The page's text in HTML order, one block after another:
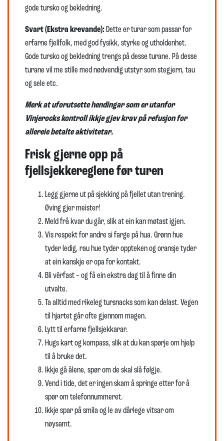
gode tursko og bekledning.
Svart (Ekstra krevande):Dette er turar som passar for
erfarne fjellfolk, med god fysikk, styrke og utholdenhet.
Gode tursko og bekledning trengs på desse turane. På desse
turane vil me stille med nødvendig utstyr som stegjern, tau
og sele etc.
Merk at uforutsette hendingar som er utanfor
Vinjerocks kontroll ikkje gjev krav på refusjon for
allereie betalte aktivitetar.
Frisk gjerne opp på
fjellsjekkereglene før turen
Legg gjerne ut på sjekking på fjellet utan trening.
Øving gjer meister!
Meld frå kvar du går, slik at ein kan møtast igjen.
Vis respekt for andre si farge på hua. Grønn hue
tyder ledig, rau hue tyder oppteken og oransje tyder
at ein kanskje er opa for kontakt.
Bli vêrfast – og få ein ekstra dag til å finne din
utvalte.
Ta alltid med rikeleg tursnacks som kan delast. Vegen
til hjartet går ofte gjennom magen.
Lytt til erfarne fjellsjekkarar.
Hugs kart og kompass, slik at du kan spørje om hjelp
til å bruke det.
Ikkje gå ålene, spør om de skal slå følgje.
Vend i tide, det er ingen skam å springe etter for å
spør om telefonnummeret.
Ikkje spar på smila og le av dårlege vitsar om
nøysamt.